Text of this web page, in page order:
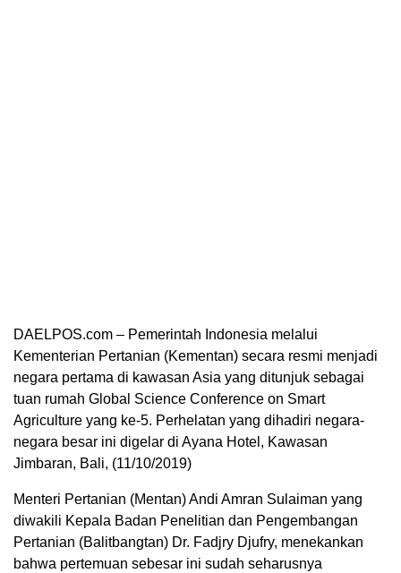
DAELPOS.com – Pemerintah Indonesia melalui
Kementerian Pertanian (Kementan) secara resmi menjadi
negara pertama di kawasan Asia yang ditunjuk sebagai
tuan rumah Global Science Conference on Smart
Agriculture yang ke-5. Perhelatan yang dihadiri negara-
negara besar ini digelar di Ayana Hotel, Kawasan
Jimbaran, Bali, (11/10/2019)
Menteri Pertanian (Mentan) Andi Amran Sulaiman yang
diwakili Kepala Badan Penelitian dan Pengembangan
Pertanian (Balitbangtan) Dr. Fadjry Djufry, menekankan
bahwa pertemuan sebesar ini sudah seharusnya